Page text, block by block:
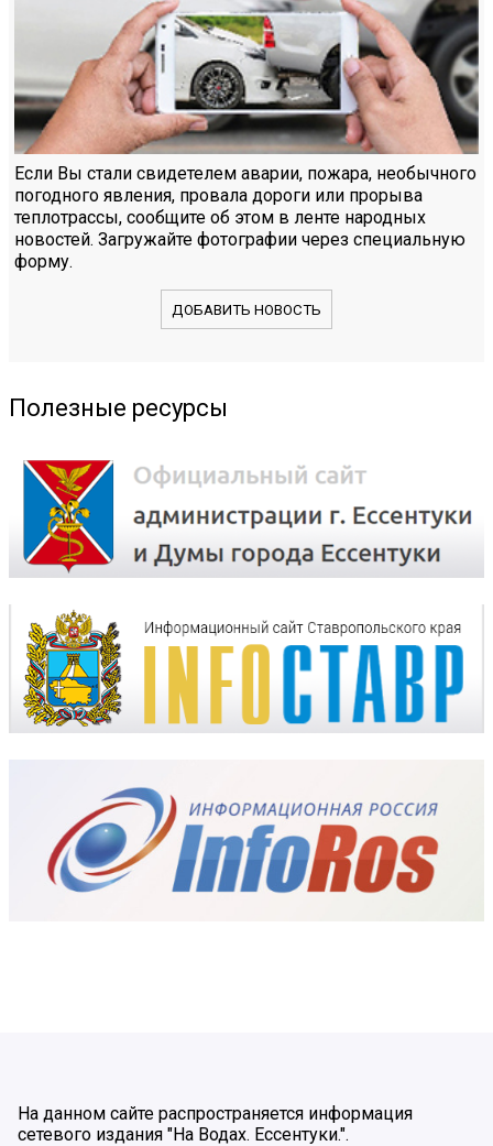
Если Вы стали свидетелем аварии, пожара, необычного
погодного явления, провала дороги или прорыва
теплотрассы, сообщите об этом в ленте народных
новостей. Загружайте фотографии через специальную
форму.
ДОБАВИТЬ НОВОСТЬ
Полезные ресурсы
На данном сайте распространяется информация
сетевого издания "На Водах. Ессентуки.".